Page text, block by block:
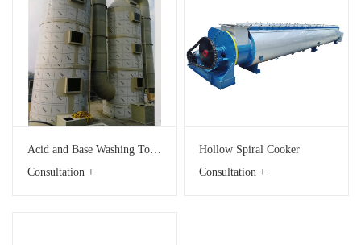
Acid and Base Washing Tower
Consultation +
Hollow Spiral Cooker
Consultation +